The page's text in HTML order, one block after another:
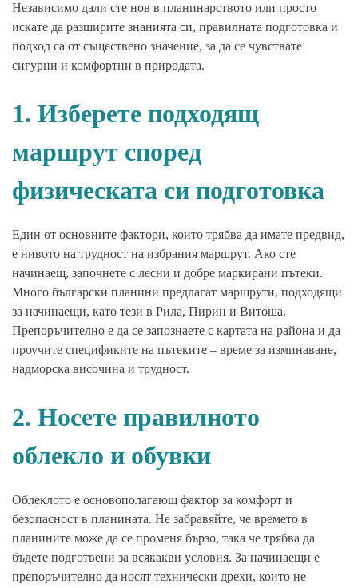
Независимо дали сте нов в планинарството или просто
искате да разширите знанията си, правилната подготовка и
подход са от съществено значение, за да се чувствате
сигурни и комфортни в природата.
1. Изберете подходящ
маршрут според
физическата си подготовка
Един от основните фактори, които трябва да имате предвид,
е нивото на трудност на избрания маршрут. Ако сте
начинаещ, започнете с лесни и добре маркирани пътеки.
Много български планини предлагат маршрути, подходящи
за начинаещи, като тези в Рила, Пирин и Витоша.
Препоръчително е да се запознаете с картата на района и да
проучите спецификите на пътеките – време за изминаване,
надморска височина и трудност.
2. Носете правилното
облекло и обувки
Облеклото е основополагающ фактор за комфорт и
безопасност в планината. Не забравяйте, че времето в
планините може да се променя бързо, така че трябва да
бъдете подготвени за всякакви условия. За начинаещи е
препоръчително да носят технически дрехи, които не